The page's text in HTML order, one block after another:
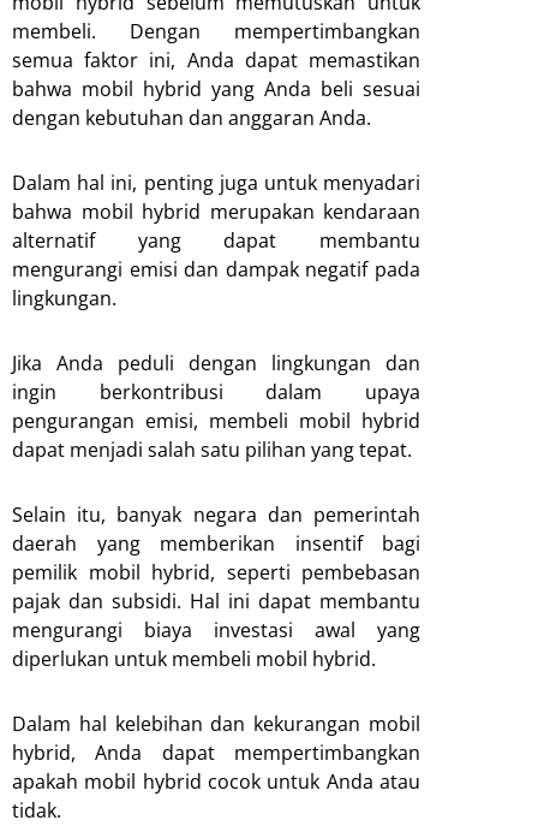
membeli. Dengan mempertimbangkan
semua faktor ini, Anda dapat memastikan
bahwa mobil hybrid yang Anda beli sesuai
dengan kebutuhan dan anggaran Anda.
Dalam hal ini, penting juga untuk menyadari
bahwa mobil hybrid merupakan kendaraan
alternatif yang dapat membantu
mengurangi emisi dan dampak negatif pada
lingkungan.
Jika Anda peduli dengan lingkungan dan
ingin berkontribusi dalam upaya
pengurangan emisi, membeli mobil hybrid
dapat menjadi salah satu pilihan yang tepat.
Selain itu, banyak negara dan pemerintah
daerah yang memberikan insentif bagi
pemilik mobil hybrid, seperti pembebasan
pajak dan subsidi. Hal ini dapat membantu
mengurangi biaya investasi awal yang
diperlukan untuk membeli mobil hybrid.
Dalam hal kelebihan dan kekurangan mobil
hybrid, Anda dapat mempertimbangkan
apakah mobil hybrid cocok untuk Anda atau
tidak.